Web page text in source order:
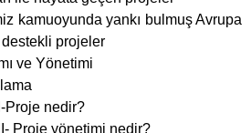
onaylanma, finansman
değerlendirme